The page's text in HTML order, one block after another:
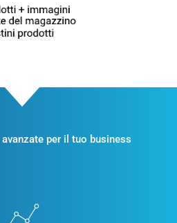
per il tuo business